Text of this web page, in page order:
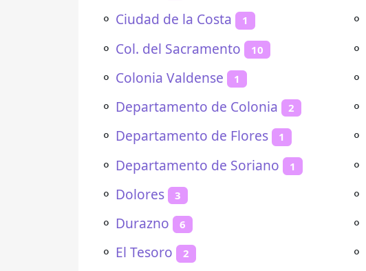
⚬ Ciudad de la Costa 1
⚬ Col. del Sacramento 10
⚬ Colonia Valdense 1
⚬ Departamento de Colonia 2
⚬ Departamento de Flores 1
⚬ Departamento de Soriano 1
⚬ Dolores 3
⚬ Durazno 6
⚬ El Tesoro 2
⚬
⚬
⚬
⚬
⚬
⚬
⚬
⚬
⚬